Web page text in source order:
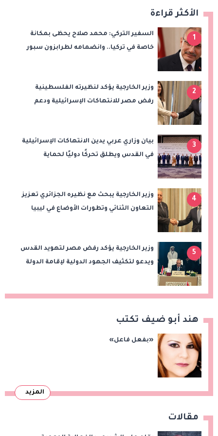
الأكثر قراءة
1
السفير التركي: محمد صلاح يحظى بمكانة
خاصة في تركيا.. وانضمامه لطرابزون سبور
2
وزير الخارجية يؤكد لنظيرته الفلسطينية
رفض مصر للانتهاكات الإسرائيلية ودعم
3
بيان وزاري عربي يدين الانتهاكات الإسرائيلية
في القدس ويطلق تحركًا دوليًا لحماية
4
وزير الخارجية يبحث مع نظيره الجزائري تعزيز
التعاون الثنائي وتطورات الأوضاع في ليبيا
5
وزير الخارجية يؤكد رفض مصر لتهويد القدس
ويدعو لتكثيف الجهود الدولية لإقامة الدولة
هند أبو ضيف تكتب
«بفعل فاعل»
المزيد
مقالات